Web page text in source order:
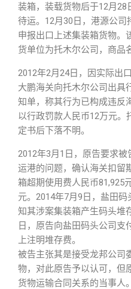
装箱，装载货物后于12月28
待运。12月30日，港源公
申报出口上述集装箱货物。
货单位为托木尔公司，商品
2012年2月24日，因实际出
大鹏海关向托木尔公司出具
知单，称其行为已构成违反
以行政罚款人民币12万元。
定书后下落不明。
2012年3月1日，原告要求
运港的问题，确认海关扣留
箱超期使用费人民币81,925
元。2014年7月9日，盐田
知其涉案集装箱产生码头堆
日，原告向盐田码头公司支
上注明堆存费。
被告主张其是接受龙邦公司
物，对此原告予以认可，但
货物运输合同关系的当事人